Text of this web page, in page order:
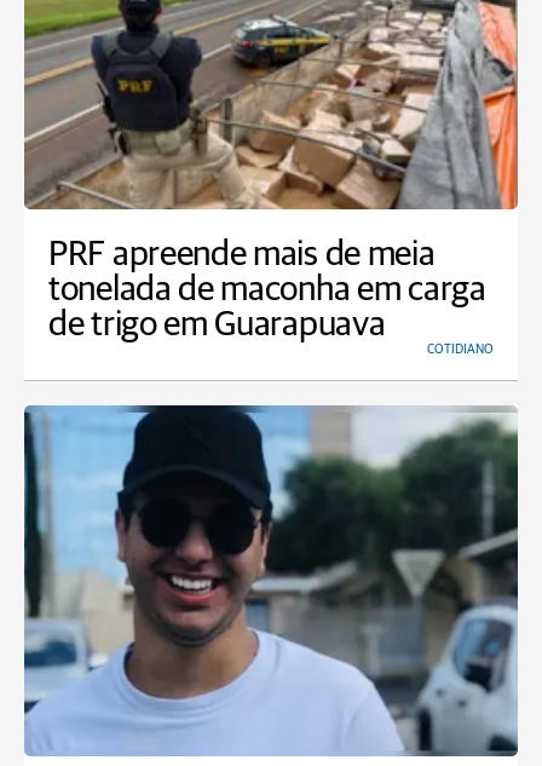
PRF apreende mais de meia
tonelada de maconha em carga
de trigo em Guarapuava
COTIDIANO